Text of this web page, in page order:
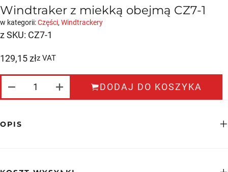
Windtraker z miekką obejmą CZ7-1
w kategorii:Części, Windtrackery
z SKU: CZ7-1
129,15złz VAT
DODAJ DO KOSZYKA
OPIS